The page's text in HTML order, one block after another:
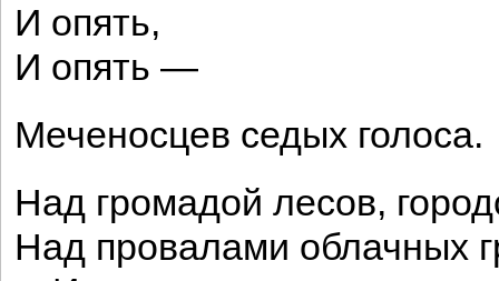
И опять,
И опять —
Меченосцев седых голоса.
Над громадой лесов,
Над провалами облачных